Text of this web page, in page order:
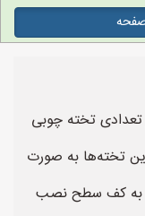
تخته چوبی
تخته‌ها به صورت
و به کف سطح نصب